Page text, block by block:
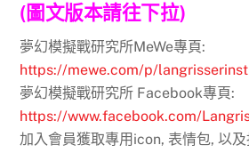
(圖文版本請往下拉)
夢幻模擬戰研究所MeWe專頁:
https://mewe.com/p/
夢幻模擬戰研究所 Facebook專頁:
https://www.facebook.com/
加入會員獲取專用icon, 表情包, 以及